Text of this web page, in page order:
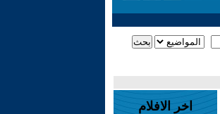
اخر الافلام